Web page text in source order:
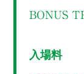
BONUS
入場料